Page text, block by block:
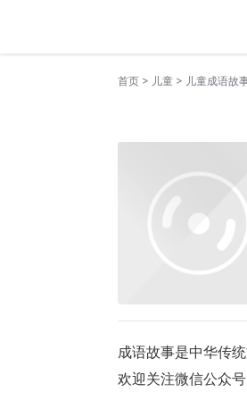
首页 > 儿童 > 儿童成语故
成语故事是中华传
欢迎关注微信公众